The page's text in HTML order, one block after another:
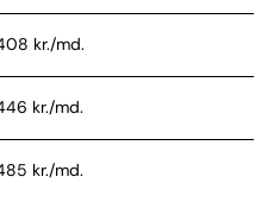
kr./md.
kr./md.
kr./md.